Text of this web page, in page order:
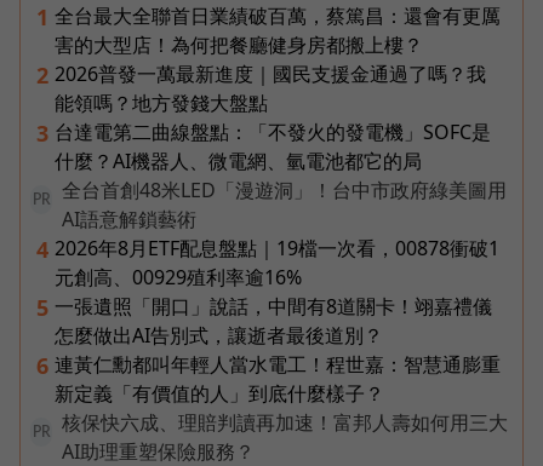
1 全台最大全聯首日業績破百萬，蔡篤昌：還會有更厲
害的大型店！為何把餐廳健身房都搬上樓？
2 2026普發一萬最新進度｜國民支援金通過了嗎？我
能領嗎？地方發錢大盤點
3 台達電第二曲線盤點：「不發火的發電機」SOFC是
什麼？AI機器人、微電網、氫電池都它的局
PR
全台首創48米LED「漫遊洞」！台中市政府綠美圖用
AI語意解鎖藝術
4 2026年8月ETF配息盤點｜19檔一次看，00878衝破1
元創高、00929殖利率逾16%
5 一張遺照「開口」說話，中間有8道關卡！翊嘉禮儀
怎麼做出AI告別式，讓逝者最後道別？
6 連黃仁勳都叫年輕人當水電工！程世嘉：智慧通膨重
新定義「有價值的人」到底什麼樣子？
PR
核保快六成、理賠判讀再加速！富邦人壽如何用三大
AI助理重塑保險服務？